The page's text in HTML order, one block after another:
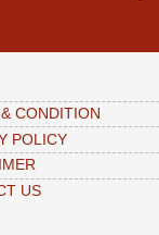
CONDITION
POLICY
US